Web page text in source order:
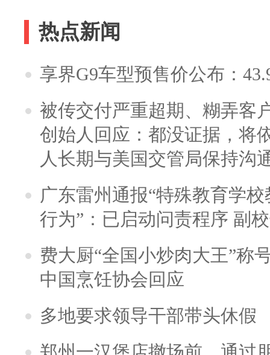
热点新闻
享界G9车型预售价公布：
被传交付严重超期、糊弄客
创始人回应：都没证据，将
人长期与美国交管局保持沟
广东雷州通报“特殊教育学
行为”：已启动问责程序 副
费大厨“全国小炒肉大王”称
中国烹饪协会回应
多地要求领导干部带头休假